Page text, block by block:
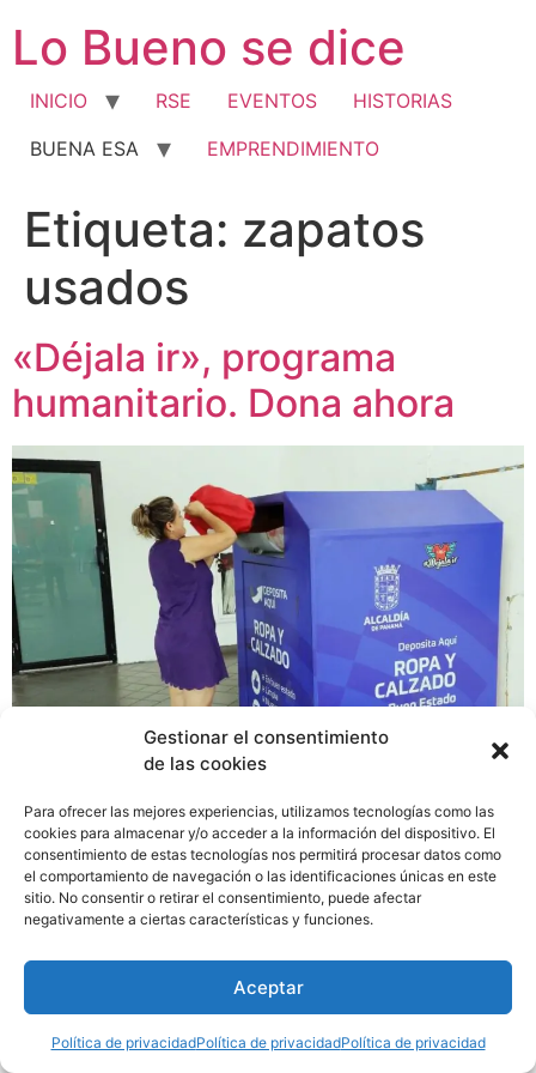
Gestionar el consentimiento
de las cookies
Para ofrecer las mejores experiencias, utilizamos tecnologías como las
cookies para almacenar y/o acceder a la información del dispositivo. El
consentimiento de estas tecnologías nos permitirá procesar datos como
el comportamiento de navegación o las identificaciones únicas en este
sitio. No consentir o retirar el consentimiento, puede afectar
negativamente a ciertas características y funciones.
Aceptar
Política de privacidadPolítica de privacidadPolítica de privacidad
contenido
Lo Bueno se dice
INICIO RSE EVENTOS
HISTORIAS
BUENA ESA
EMPRENDIMIENTO
Etiqueta: zapatos
usados
«Déjala ir», programa
humanitario. Dona ahora
La Alcaldía de Panamá invita a todas las personas que
conservan ropa y calzado en buen estado que ya no
utilizan, que no les quedan o que simplemente ocupan
espacio a llevarlos a la estación más cercana y “Déjalos
ir”.